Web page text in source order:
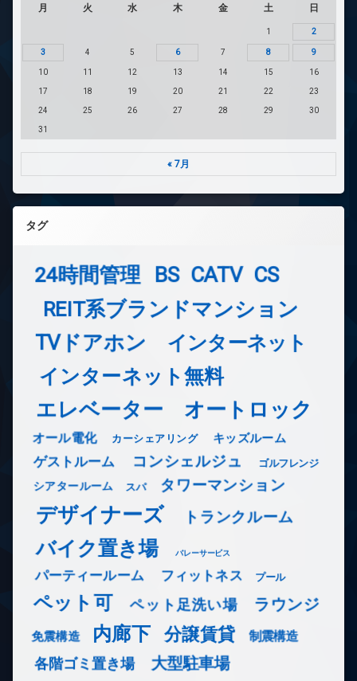
月 火 水 木 金 土 日
1 2
3 4 5 6 7 8 9
10 11 12 13 14 15 16
17 18 19 20 21 22 23
24 25 26 27 28 29 30
31
« 7月
タグ
24時間管理 BS CATV CS
REIT系ブランドマンション
TVドアホン インターネット
インターネット無料
エレベーター オートロック
オール電化 カーシェアリング キッズルーム
ゲストルーム コンシェルジュ ゴルフレンジ
シアタールーム スパ タワーマンション
デザイナーズ トランクルーム
バイク置き場 バレーサービス
パーティールーム フィットネス プール
ペット可 ペット足洗い場 ラウンジ
免震構造 内廊下 分譲賃貸 制震構造
各階ゴミ置き場 大型駐車場